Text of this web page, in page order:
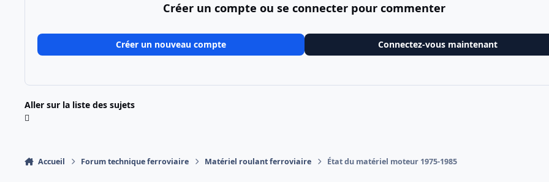
Créer un compte ou se connecter pour commenter
Créer un nouveau compte Connectez-vous maintenant
Aller sur la liste des sujets
Accueil Forum technique ferroviaire Matériel roulant ferroviaire État du matériel moteur 1975-1985